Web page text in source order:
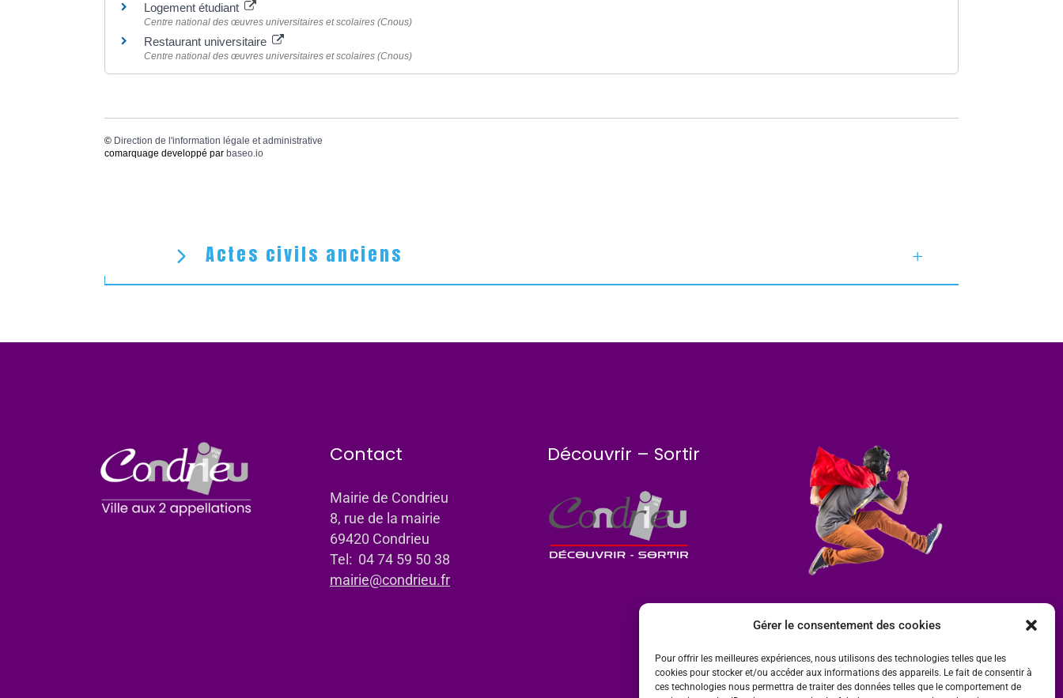
Gérer le consentement des cookies
Pour offrir les meilleures expériences, nous utilisons des technologies telles que les
cookies pour stocker et/ou accéder aux informations des appareils. Le fait de consentir à
ces technologies nous permettra de traiter des données telles que le comportement de
Logement étudiant
Centre national des œuvres universitaires et scolaires (Cnous)
Restaurant universitaire
Centre national des œuvres universitaires et scolaires (Cnous)
© Direction de l'information légale et administrative
comarquage developpé par baseo.io
Actes civils anciens
Contact
Mairie de Condrieu
8, rue de la mairie
69420 Condrieu
Tel: 04 74 59 50 38
mairie@condrieu.fr
Découvrir – Sortir